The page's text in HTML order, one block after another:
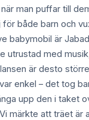
man puffar till
för både barn och
babymobil är
utrustad med
är desto
enkel – det tog
upp den i taket
märkte att träet är